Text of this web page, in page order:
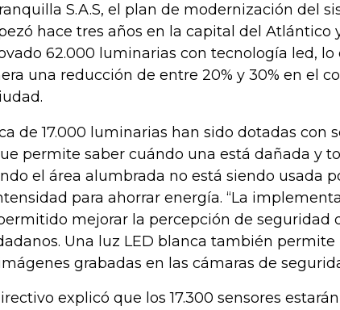
S.A.S, el plan de modernización del
hace tres años en la capital del Atlántico
62.000 luminarias con tecnología led, lo
una reducción de entre 20% y 30% en el
de 17.000 luminarias han sido dotadas con
permite saber cuándo una está dañada y
el área alumbrada no está siendo usada
para ahorrar energía. “La
mejorar la percepción de seguridad
Una luz LED blanca también permite
grabadas en las cámaras de
explicó que los 17.300 sensores